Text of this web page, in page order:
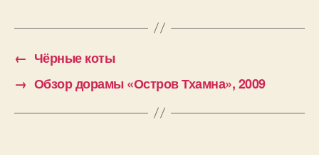
← Чёрные коты
→ Обзор дорамы «Остров Тхамна», 2009